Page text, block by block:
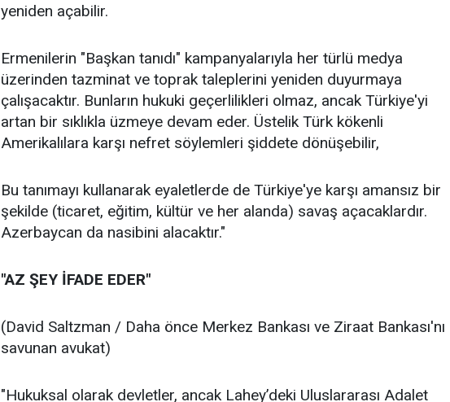
yeniden açabilir.
Ermenilerin "Başkan tanıdı" kampanyalarıyla her türlü medya
üzerinden tazminat ve toprak taleplerini yeniden duyurmaya
çalışacaktır. Bunların hukuki geçerlilikleri olmaz, ancak Türkiye'yi
artan bir sıklıkla üzmeye devam eder. Üstelik Türk kökenli
Amerikalılara karşı nefret söylemleri şiddete dönüşebilir,
Bu tanımayı kullanarak eyaletlerde de Türkiye'ye karşı amansız bir
şekilde (ticaret, eğitim, kültür ve her alanda) savaş açacaklardır.
Azerbaycan da nasibini alacaktır."
"AZ ŞEY İFADE EDER"
(David Saltzman / Daha önce Merkez Bankası ve Ziraat Bankası'nı
savunan avukat)
"Hukuksal olarak devletler, ancak Lahey’deki Uluslararası Adalet